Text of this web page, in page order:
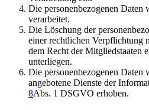
Die personenbezogenen Daten
verarbeitet.
Die Löschung der
einer rechtlichen Verpflichtung
dem Recht der Mitgliedstaaten
unterliegen.
Die personenbezogenen Daten
angebotene Dienste der
8Abs. 1 DSGVO erhoben.